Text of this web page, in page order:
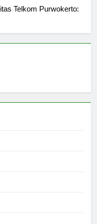
Telkom Purwokerto: